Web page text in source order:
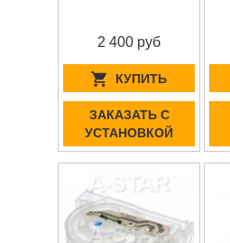
2 400 руб
КУПИТЬ
ЗАКАЗАТЬ С
УСТАНОВКОЙ